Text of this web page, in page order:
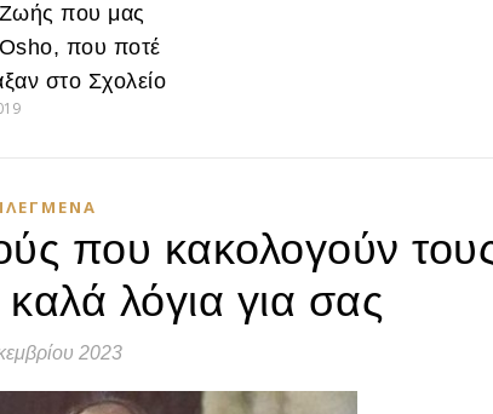
που μας
Osho, που ποτέ
στο Σχολείο
που κακολογούν
λόγια για σας
2023